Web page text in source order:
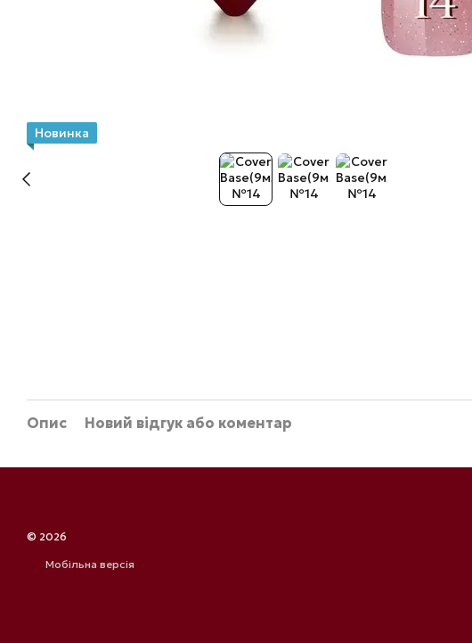
Новинка
Опис Новий відгук або коментар
© 2026
Мобільна версія